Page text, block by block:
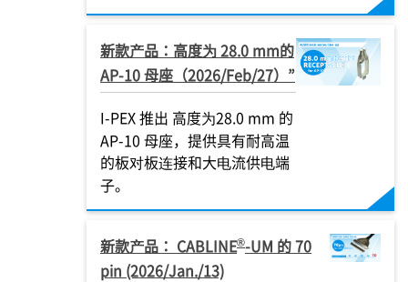
新款产品：高度为 28.0 mm的
AP-10 母座（2026/Feb/27）”
I-PEX推出 高度为28.0 mm 的
AP-10 母座，提供具有耐高温
的板对板连接和大电流供电端
子。
新款产品： CABLINE®-UM 的 70
pin (2026/Jan./13)